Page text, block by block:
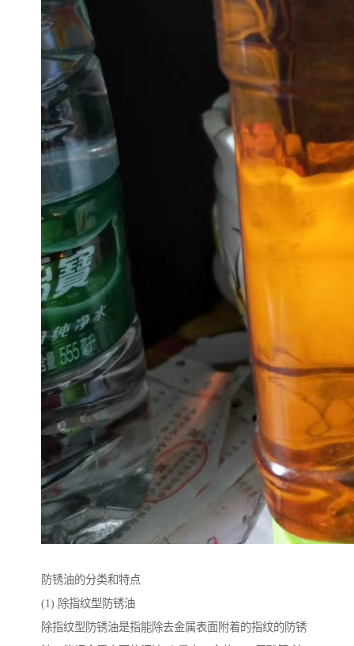
防锈油的分类和特点
(1) 除指纹型防锈油
除指纹型防锈油是指能除去金属表面附着的指纹的防锈